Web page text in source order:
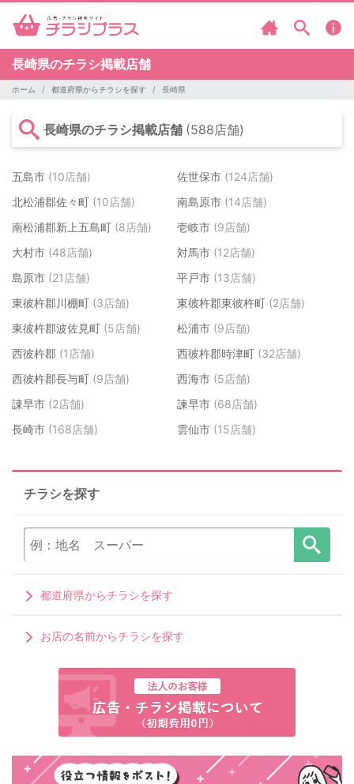
長崎県のチラシ掲載店舗
ホーム 都道府県からチラシを探す 長崎県
長崎県のチラシ掲載店舗 (588店舗)
五島市 (10店舗) 佐世保市 (124店舗)
北松浦郡佐々町 (10店舗) 南島原市 (14店舗)
南松浦郡新上五島町 (8店舗) 壱岐市 (9店舗)
大村市 (48店舗) 対馬市 (12店舗)
島原市 (21店舗) 平戸市 (13店舗)
東彼杵郡川棚町 (3店舗) 東彼杵郡東彼杵町 (2店舗)
東彼杵郡波佐見町 (5店舗) 松浦市 (9店舗)
西彼杵郡 (1店舗) 西彼杵郡時津町 (32店舗)
西彼杵郡長与町 (9店舗) 西海市 (5店舗)
諌早市 (2店舗) 諫早市 (68店舗)
長崎市 (168店舗) 雲仙市 (15店舗)
チラシを探す
都道府県からチラシを探す
お店の名前からチラシを探す